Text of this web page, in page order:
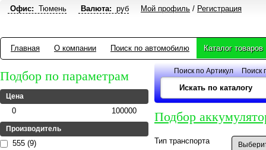
Офис: Тюмень Валюта: руб Мой профиль / Регистрация
Главная О компании Поиск по автомобилю Каталог товаров
Подбор по параметрам
Цена
0 100000
Производитель
555 (9)
Поиск по Артикул Поиск
Подбор
Тип транспорта